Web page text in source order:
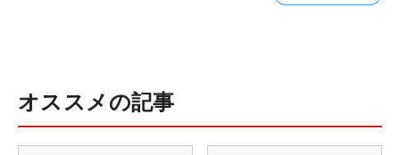
オススメの記事